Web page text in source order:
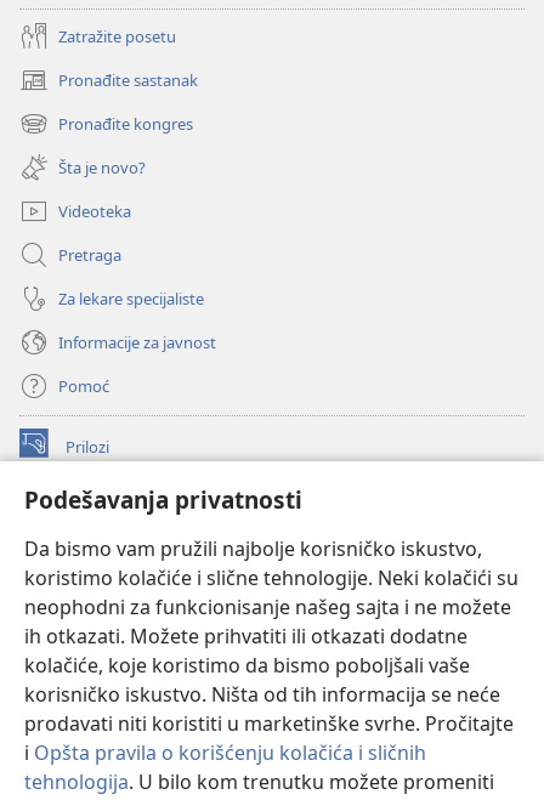
Podešavanja privatnosti
Da bismo vam pružili najbolje korisničko iskustvo,
koristimo kolačiće i slične tehnologije. Neki kolačići su
neophodni za funkcionisanje našeg sajta i ne možete
ih otkazati. Možete prihvatiti ili otkazati dodatne
kolačiće, koje koristimo da bismo poboljšali vaše
korisničko iskustvo. Ništa od tih informacija se neće
prodavati niti koristiti u marketinške svrhe. Pročitajte
i Opšta pravila o korišćenju kolačića i sličnih
tehnologija. U bilo kom trenutku možete promeniti
Zatražite posetu
Pronađite sastanak
(otvara
novi
prozor)
Pronađite kongres
(otvara
novi
prozor)
Šta je novo?
Videoteka
Pretraga
Za lekare specijaliste
Informacije za javnost
Pomoć
Prilozi
(otvara
prozor)ONLAJN BIBLIOTEKA Watchtower
novi
prozor)JW Hub
(otvara
novi
prozor)
®
Watchtower Library®